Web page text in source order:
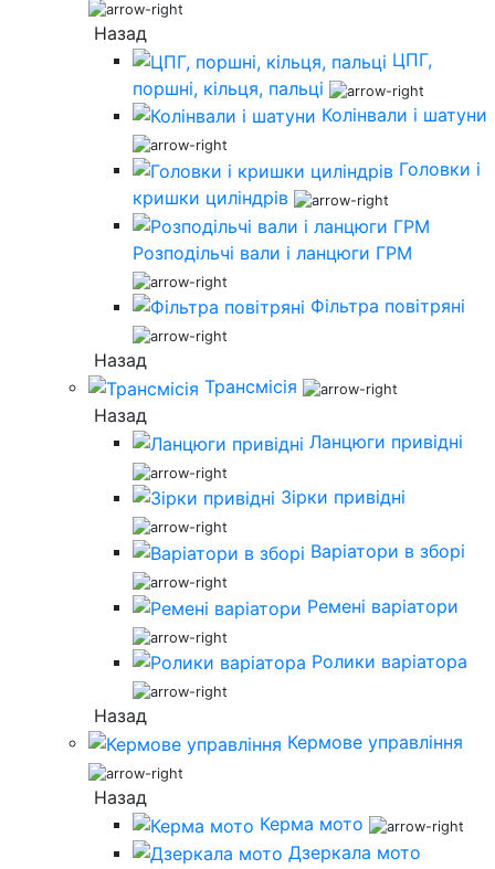
Назад
ЦПГ,
поршні, кільця, пальці
Колінвали і шатуни
Головки і
кришки циліндрів
Розподільчі вали і ланцюги ГРМ
Фільтра повітряні
Назад
Трансмісія
Назад
Ланцюги привідні
Зірки привідні
Варіатори в зборі
Ремені варіатори
Ролики варіатора
Назад
Кермове управління
Назад
Керма мото
Дзеркала мото